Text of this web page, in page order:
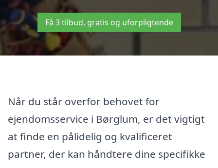
Få 3 tilbud, gratis og uforpligtende
Når du står overfor behovet for
ejendomsservice i Børglum, er det vigtigt
at finde en pålidelig og kvalificeret
partner, der kan håndtere dine specifikke